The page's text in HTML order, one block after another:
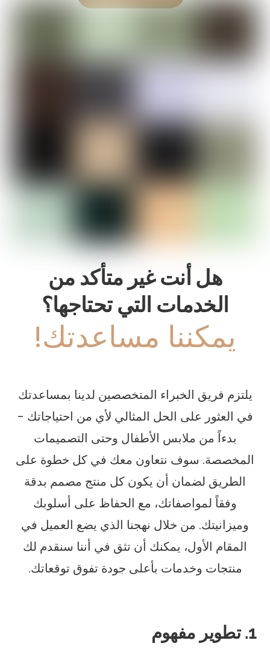
هل أنت غير متأكد من
الخدمات التي تحتاجها؟
يمكننا مساعدتك!
يلتزم فريق الخبراء المتخصصين لدينا بمساعدتك
في العثور على الحل المثالي لأي من احتياجاتك -
بدءاً من ملابس الأطفال وحتى التصميمات
المخصصة. سوف نتعاون معك في كل خطوة على
الطريق لضمان أن يكون كل منتج مصمم بدقة
وفقاً لمواصفاتك، مع الحفاظ على أسلوبك
وميزانيتك. من خلال نهجنا الذي يضع العميل في
المقام الأول، يمكنك أن تثق في أننا سنقدم لك
منتجات وخدمات بأعلى جودة تفوق توقعاتك.
1. تطوير مفهوم